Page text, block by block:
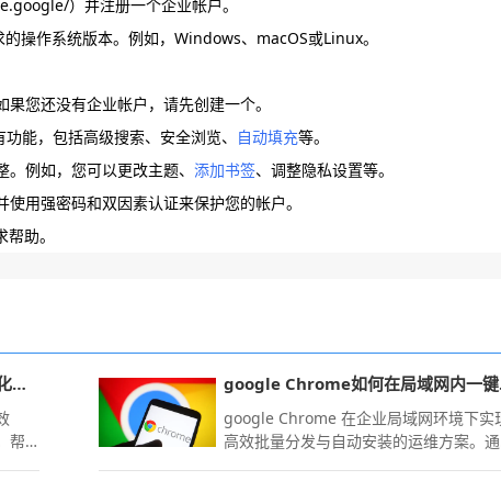
）并注册一个企业帐户。
操作系统版本。例如，Windows、macOS或Linux。
您还没有企业帐户，请先创建一个。
能，包括高级搜索、安全浏览、 自动填充等。
例如，您可以更改主题、 添加书签、调整隐私设置等。
用强密码和双因素认证来保护您的帐户。
助。
谷歌浏览器多任务窗口操作效率优化测评
帮
google Chrome 在企业局域网环境下实
高效批量分发与自动安装的运维方案。通